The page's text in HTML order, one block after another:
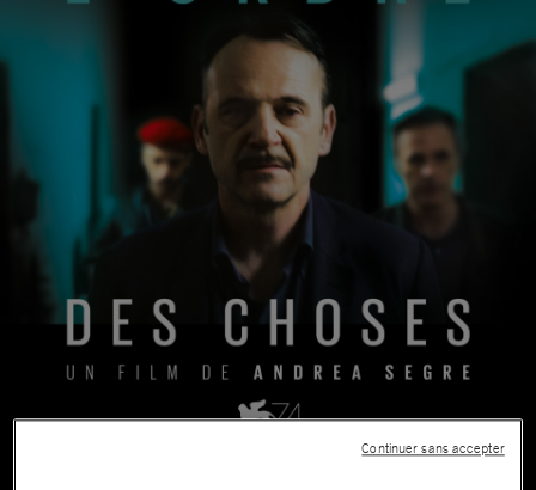
Continuer sans accepter